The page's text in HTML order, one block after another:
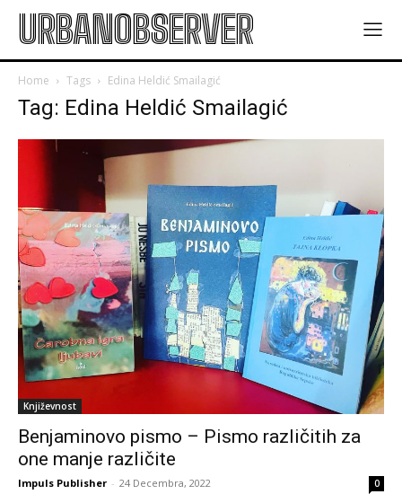
URBANOBSERVER
Home Tags Edina Heldić Smailagić
Tag: Edina Heldić Smailagić
Književnost
Benjaminovo pismo – Pismo različitih za
one manje različite
Impuls Publisher - 24 Decembra, 2022 0